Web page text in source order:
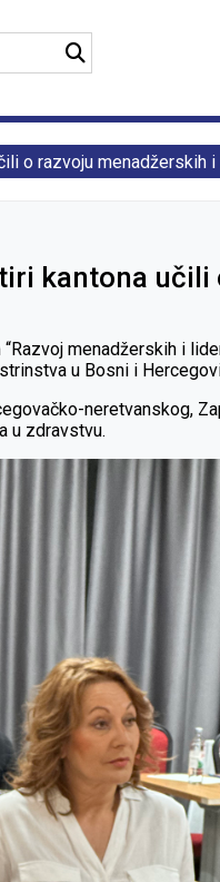
o razvoju menadžerskih
kantona
menadžerskih i
u Bosni i
neretvanskog,
u zdravstvu.